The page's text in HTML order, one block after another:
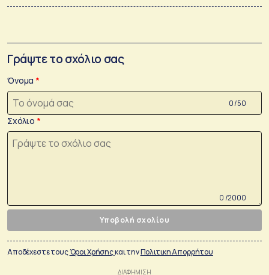
Γράψτε το σχόλιο σας
Όνομα
0 /50
Σχόλιο
0 /2000
Υποβολή σχολίου
Αποδέχεστε τουςΌροι Χρήσηςκαι τηνΠολιτικη Απορρήτου